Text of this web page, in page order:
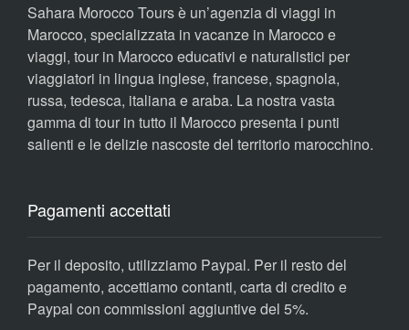
Sahara Morocco Tours è un’agenzia di viaggi in
Marocco, specializzata in vacanze in Marocco e
viaggi, tour in Marocco educativi e naturalistici per
viaggiatori in lingua inglese, francese, spagnola,
russa, tedesca, italiana e araba. La nostra vasta
gamma di tour in tutto il Marocco presenta i punti
salienti e le delizie nascoste del territorio marocchino.
Pagamenti accettati
Per il deposito, utilizziamo Paypal. Per il resto del
pagamento, accettiamo contanti, carta di credito e
Paypal con commissioni aggiuntive del 5%.